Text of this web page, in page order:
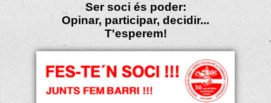
Ser soci és poder:
Opinar, participar, decidir...
T'esperem!